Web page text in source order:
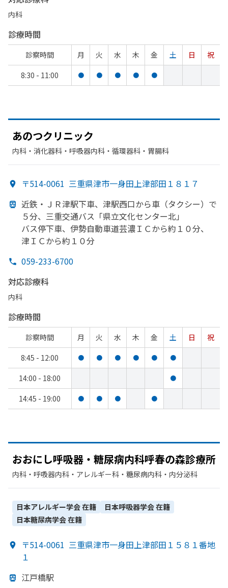
内科
診療時間
診察時間 月 火 水 木 金 土 日
祝
8:30 - 11:00
● ● ● ● ●
あのつクリニック
内科・​消化器科・​呼吸器内科・​循環器科・​胃腸科
〒514-0061 三重県津市一身田上津部田１８１７
近鉄・ＪＲ津駅下車、 津駅西口から車 （タクシー）で
５分、 三重交通バス「県立文化センター北」
バス停下車、 伊勢自動車道芸濃ＩＣから約１０分、
津ＩＣから約１０分
059-233-6700
対応診療科
内科
診療時間
診察時間 月 火 水 木 金 土 日
祝
8:45 - 12:00
● ● ● ● ● ●
14:00 - 18:00 ●
14:45 - 19:00 ● ● ● ●
おおにし呼吸器・糖尿病内科呼春の森診療所
内科・​呼吸器内科・​アレルギー科・​糖尿病内科・​内分泌科
日本アレルギー学会在籍 日本呼吸器学会在籍
日本糖尿病学会在籍
〒514-0061 三重県津市一身田上津部田１５８１番地
１
江戸橋駅